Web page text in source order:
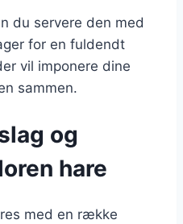
du servere den med
for en fuldendt
vil imponere dine
sammen.
og
hare
med en række